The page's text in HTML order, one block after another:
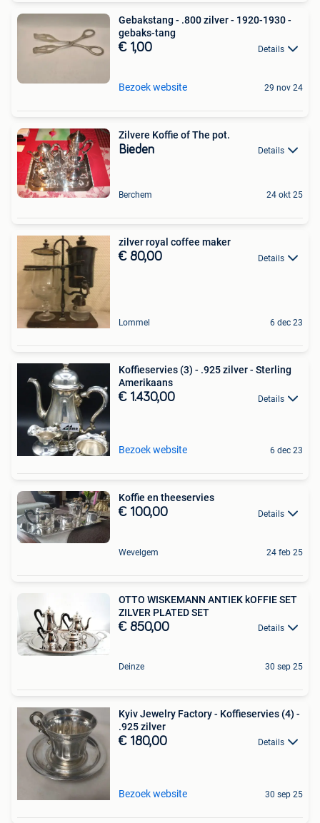
Gebakstang - .800 zilver - 1920-1930 -
gebaks-tang
€ 1,00 Details
Bezoek website 29 nov 24
Zilvere Koffie of The pot.
Bieden Details
Berchem 24 okt 25
zilver royal coffee maker
€ 80,00 Details
Lommel 6 dec 23
Koffieservies (3) - .925 zilver - Sterling
Amerikaans
€ 1.430,00 Details
Bezoek website 6 dec 23
Koffie en theeservies
€ 100,00 Details
Wevelgem 24 feb 25
OTTO WISKEMANN ANTIEK kOFFIE SET
ZILVER PLATED SET
€ 850,00 Details
Deinze 30 sep 25
Kyiv Jewelry Factory - Koffieservies (4) -
.925 zilver
€ 180,00 Details
Bezoek website 30 sep 25